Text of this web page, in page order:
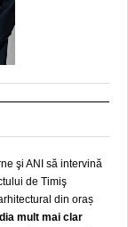
şi ANI să intervină
de Timiş
din oraș
mult mai clar